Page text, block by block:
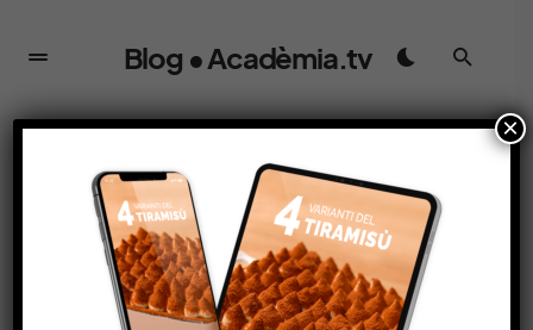
Blog • Acadèmia.tv
×